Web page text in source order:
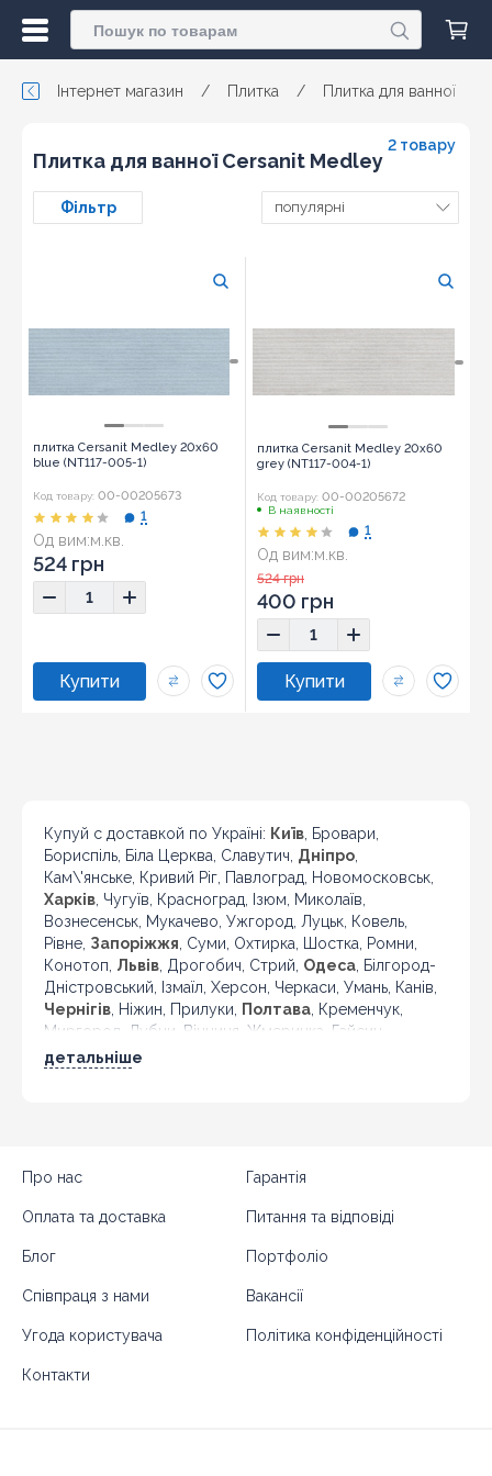
Інтернет магазин / Плитка / Плитка для ванної
Плитка для ванної Cersanit Medley
2 товару
Фільтр популярні
плитка Cersanit Medley 20x60
blue (NT117-005-1)
Код товару: 00-00205673
Од вим:м.кв.
Розмір:20x60
1
524 грн
плитка Cersanit Medley 20x60
grey (NT117-004-1)
Код товару: 00-00205672
В наявності
Од вим:м.кв.
Розмір:
1
524 грн
400 грн
Купуй с доставкой по Україні: Київ , Бровари,
Бориспіль, Біла Церква, Славутич, Дніпро
Кам\'янське, Кривий Ріг, Павлоград, Новомосковськ,
Харків , Чугуїв, Красноград, Ізюм, Миколаїв,
Вознесенськ, Мукачево, Ужгород, Луцьк, Ковель,
Рівне, Запоріжжя , Суми, Охтирка, Шостка, Ромни,
Конотоп, Львів , Дрогобич, Стрий, Одеса , Білгород-
Дністровський, Ізмаїл, Херсон, Черкаси, Умань, Канів,
Чернігів , Ніжин, Прилуки, Полтава , Кременчук,
Миргород, Лубни, Вінниця, Жмеринка, Гайсин,
Бердичів, Житомир, Новоград-Волинський,
Коростень,
детальніше
Про нас Гарантія
Оплата та доставка Питання та відповіді
Блог Портфоліо
Співпраця з нами Вакансії
Угода користувача Політика конфіденційності
Контакти